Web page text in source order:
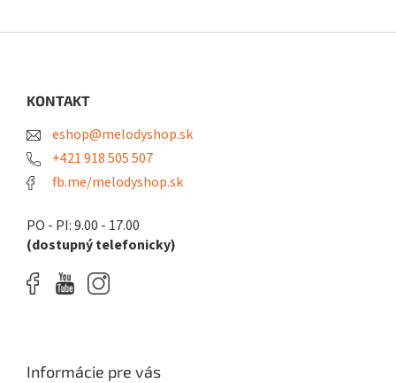
KONTAKT
eshop@melodyshop.sk
+421 918 505 507
fb.me/melodyshop.sk
PO - PI: 9.00 - 17.00
(dostupný telefonicky)
Informácie pre vás